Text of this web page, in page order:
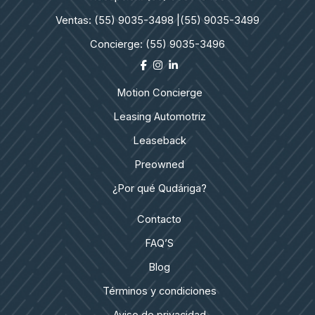
Ventas: (55) 9035-3498 |(55) 9035-3499
Concierge: (55) 9035-3496
Motion Concierge
Leasing Automotriz
Leaseback
Preowned
¿Por qué Qudáriga?
Contacto
FAQ’S
Blog
Términos y condiciones